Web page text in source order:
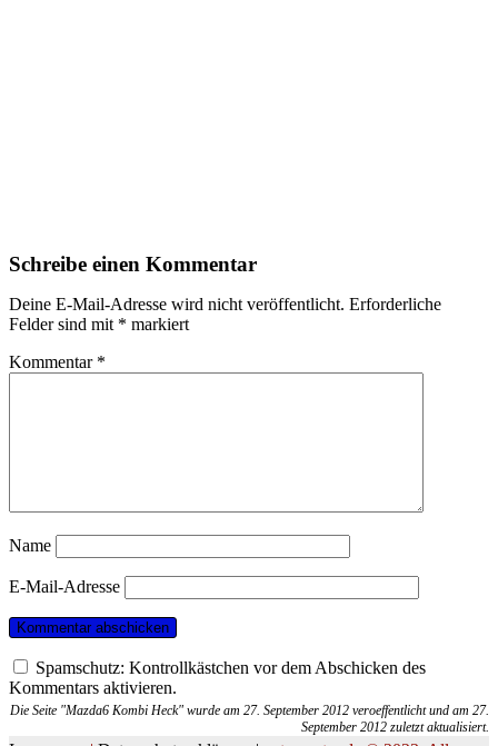
Schreibe einen Kommentar
Deine E-Mail-Adresse wird nicht veröffentlicht. Erforderliche
Felder sind mit * markiert
Kommentar *
Name
E-Mail-Adresse
Spamschutz: Kontrollkästchen vor dem Abschicken des
Kommentars aktivieren.
Die Seite "Mazda6 Kombi Heck" wurde am 27. September 2012 veroeffentlicht und am 27.
September 2012 zuletzt aktualisiert.